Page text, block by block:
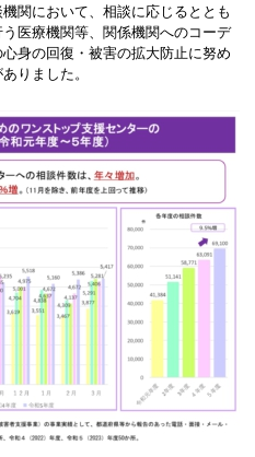
関において、相談に応じるととも
医療機関等、関係機関へのコーデ
身の回復・被害の拡大防止に努め
りました。